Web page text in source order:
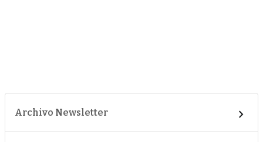
Archivo Newsletter